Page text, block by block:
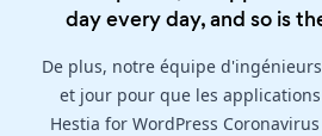
day every day, and so is
De plus, notre équipe
et jour pour que les
Hestia for WordPress